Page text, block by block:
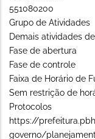
551080200
Grupo de Atividades
Demais atividades
Fase de abertura
Fase de controle
Faixa de Horário de
Sem restrição de
Protocolos
https://
governo/